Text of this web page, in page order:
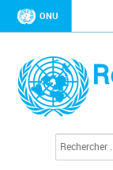
ONU
c